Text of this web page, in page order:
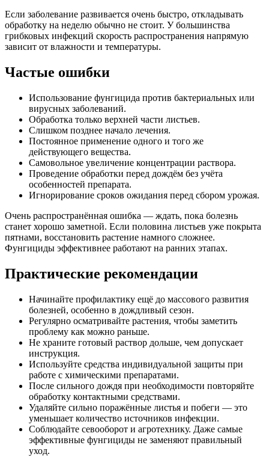
Если заболевание развивается очень быстро, откладывать
обработку на неделю обычно не стоит. У большинства
грибковых инфекций скорость распространения напрямую
зависит от влажности и температуры.
Частые ошибки
Использование фунгицида против бактериальных или
вирусных заболеваний.
Обработка только верхней части листьев.
Слишком позднее начало лечения.
Постоянное применение одного и того же
действующего вещества.
Самовольное увеличение концентрации раствора.
Проведение обработки перед дождём без учёта
особенностей препарата.
Игнорирование сроков ожидания перед сбором урожая.
Очень распространённая ошибка — ждать, пока болезнь
станет хорошо заметной. Если половина листьев уже покрыта
пятнами, восстановить растение намного сложнее.
Фунгициды эффективнее работают на ранних этапах.
Практические рекомендации
Начинайте профилактику ещё до массового развития
болезней, особенно в дождливый сезон.
Регулярно осматривайте растения, чтобы заметить
проблему как можно раньше.
Не храните готовый раствор дольше, чем допускает
инструкция.
Используйте средства индивидуальной защиты при
работе с химическими препаратами.
После сильного дождя при необходимости повторяйте
обработку контактными средствами.
Удаляйте сильно поражённые листья и побеги — это
уменьшает количество источников инфекции.
Соблюдайте севооборот и агротехнику. Даже самые
эффективные фунгициды не заменяют правильный
уход.